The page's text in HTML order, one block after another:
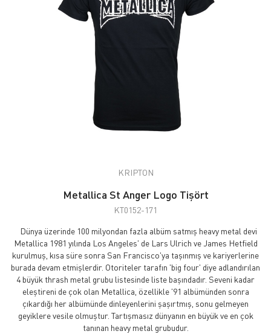
KRIPTON
Metallica St Anger Logo Tişört
KT0152-171
Dünya üzerinde 100 milyondan fazla albüm satmış heavy metal devi
Metallica 1981 yılında Los Angeles' de Lars Ulrich ve James Hetfield
kurulmuş, kısa süre sonra San Francisco'ya taşınmış ve kariyerlerine
burada devam etmişlerdir. Otoriteler tarafın 'big four' diye adlandırılan
4 büyük thrash metal grubu listesinde liste başındadır. Seveni kadar
eleştireni de çok olan Metallica, özellikle '91 albümünden sonra
çıkardığı her albümünde dinleyenlerini şaşırtmış, sonu gelmeyen
geyiklere vesile olmuştur. Tartışmasız dünyanın en büyük ve en çok
tanınan heavy metal grubudur.